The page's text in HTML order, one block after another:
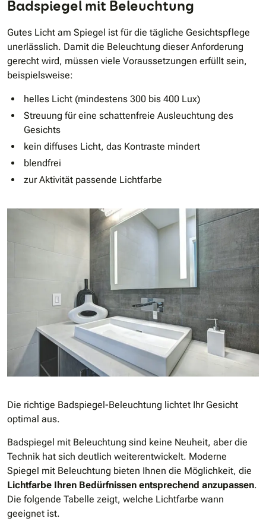
Badspiegel mit Beleuchtung
Gutes Licht am Spiegel ist für die tägliche Gesichtspflege
unerlässlich. Damit die Beleuchtung dieser Anforderung
gerecht wird, müssen viele Voraussetzungen erfüllt sein,
beispielsweise:
helles Licht (mindestens 300 bis 400 Lux)
Streuung für eine schattenfreie Ausleuchtung des
Gesichts
kein diffuses Licht, das Kontraste mindert
blendfrei
zur Aktivität passende Lichtfarbe
Die richtige Badspiegel-Beleuchtung lichtet Ihr Gesicht
optimal aus.
Badspiegel mit Beleuchtung sind keine Neuheit, aber die
Technik hat sich deutlich weiterentwickelt. Moderne
Spiegel mit Beleuchtung bieten Ihnen die Möglichkeit, die
Lichtfarbe Ihren Bedürfnissen entsprechend anzupassen.
Die folgende Tabelle zeigt, welche Lichtfarbe wann
geeignet ist.